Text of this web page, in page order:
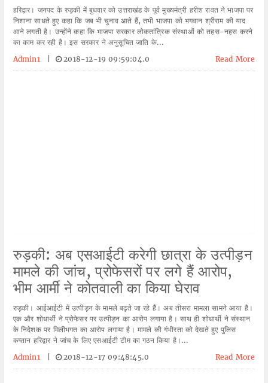
हरिद्वार। जनपद के रुड़की में बुधवार को उत्तराखंड के पूर्व मुख्यमंत्री हरीश रावत ने भाजपा पर
निशाना साधते हुए कहा कि जब भी चुनाव आते हैं, तभी भाजपा को भगवान श्रीराम की याद
आने लगती है। उन्होंने कहा कि भाजपा सरकार लोकतांत्रिक संस्थाओं को तहस-नहस करने
का काम कर रही है। इस सरकार ने अनुसूचित जाति के...
Admin1
2018-12-19 09:59:04.0 Read More
रुड़की: अब एसआईटी करेगी छात्रा के उत्पीड़न
मामले की जांच, प्रोफेसरों पर लगे हैं आरोप,
भीम आर्मी ने कोतवाली का किया घेराव
रुड़की। आईआईटी में उत्पीड़न के मामले बढ़ते जा रहे हैं। अब तीसरा मामला सामने आया है।
एक और शोधार्थी ने प्रोफेसर पर उत्पीड़न का आरोप लगाया है। साथ ही शोधार्थी ने संस्थान
के निदेशक पर मिलीभगत का आरोप लगाया है। मामले की गंभीरता को देखते हुए पुलिस
कप्तान हरिद्वार ने जांच के लिए एसआईटी टीम का गठन किया है।...
Admin1
2018-12-17 09:48:45.0 Read More